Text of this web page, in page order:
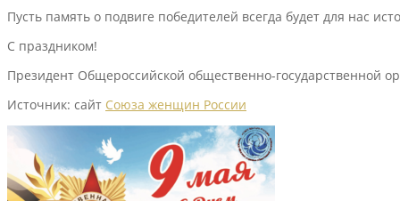
Пусть память о подвиге победителей всегда будет для нас
С праздником!
Президент Общероссийской общественно-государственной
Источник: сайт Союза женщин России